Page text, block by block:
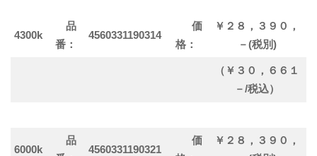
4300k
品
番：
4560331190314
価
格：
￥２８，３９０，
－(税別)
（￥３０，６６１
－/税込）
6000k
品
4560331190321
価
￥２８，３９０，